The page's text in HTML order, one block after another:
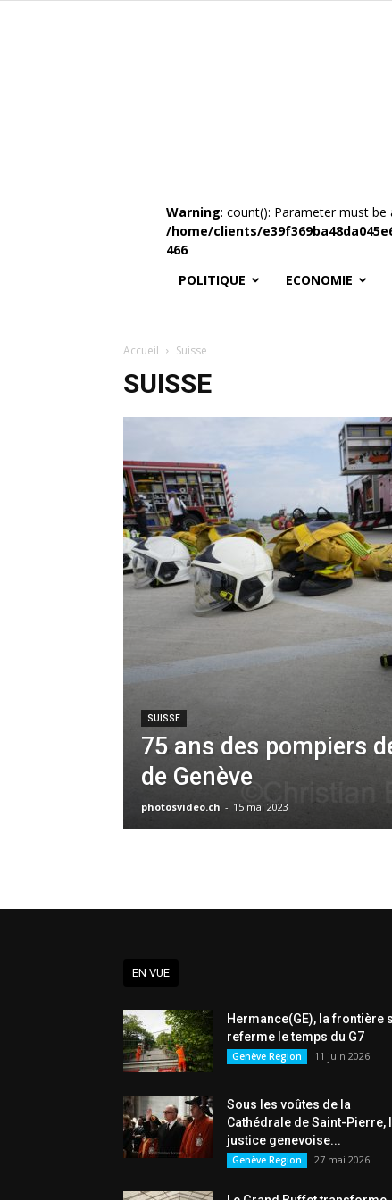
Warning: count(): Parameter must
/home/clients/
466
POLITIQUE
ECONOMIE
Accueil Suisse
SUISSE
SUISSE
75 ans des pompiers
de Genève
photosvideo.ch - 15 mai 2023
EN VUE
Hermance(GE), la frontière
referme le temps du G7
Genève Region 11 juin 2026
Sous les voûtes de la
Cathédrale de Saint-Pierre,
justice genevoise...
Genève Region 27 mai 2026